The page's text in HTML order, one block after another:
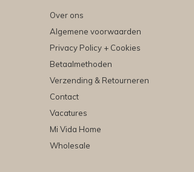
Over ons
Algemene voorwaarden
Privacy Policy + Cookies
Betaalmethoden
Verzending & Retourneren
Contact
Vacatures
Mi Vida Home
Wholesale